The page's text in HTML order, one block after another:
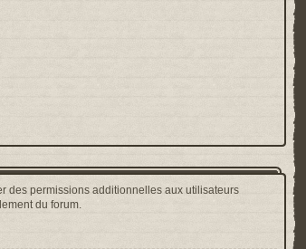
des permissions additionnelles aux utilisateurs
du forum.